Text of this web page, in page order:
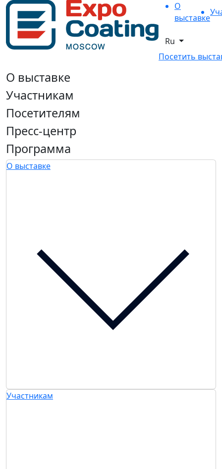
О
выставке
Ru
Посетить
О выставке
Участникам
Посетителям
Пресс-центр
Программа
О выставке
Участникам